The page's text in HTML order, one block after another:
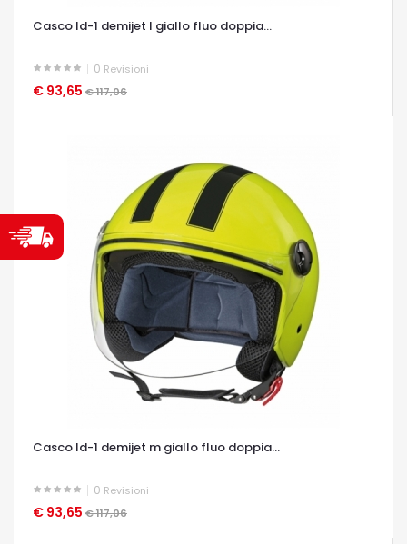
Casco ld-1 demijet l giallo fluo doppia...
0 Revisioni
€ 93,65 € 117,06
OCCHIATA VELOCE
Casco ld-1 demijet m giallo fluo doppia...
0 Revisioni
€ 93,65 € 117,06
OCCHIATA VELOCE